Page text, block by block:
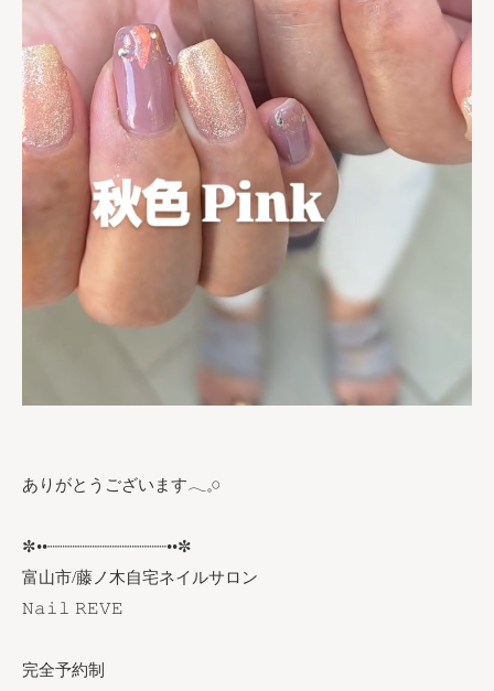
ありがとうございます𓂃𓈒𓏸︎︎︎︎
✼••┈┈┈┈┈┈┈┈┈┈┈┈••✼
富山市/藤ノ木自宅ネイルサロン
𝙽𝚊𝚒𝚕 𝚁𝙴𝚅𝙴
完全予約制